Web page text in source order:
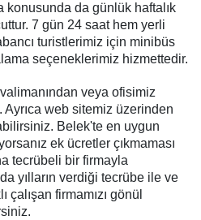
da günlük haftalık
7 gün 24 saat hem yerli
turistlerimiz için minibüs
seçeneklerimiz hizmettedir.
veya ofisimiz
web sitemiz üzerinden
Belek'te en uygun
ek ücretler çıkmaması
tecrübeli bir firmayla
yılların verdiği tecrübe ile ve
firmamızı gönül